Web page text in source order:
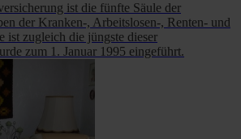
ist die fünfte Säule der
der Kranken-, Arbeitslosen-, Renten- und
ist zugleich die jüngste dieser
zum 1. Januar 1995 eingeführt.